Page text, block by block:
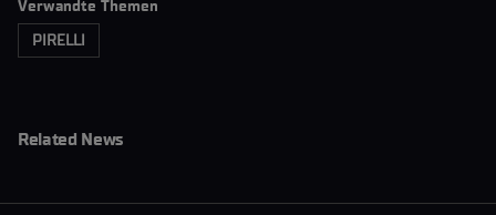
Verwandte Themen
PIRELLI
Related News